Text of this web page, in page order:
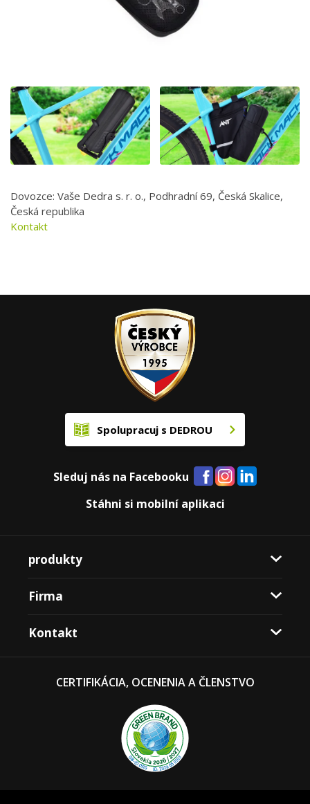
Dovozce: Vaše Dedra s. r. o., Podhradní 69, Česká Skalice,
Česká republika
Kontakt
Spolupracuj s DEDROU
Sleduj nás na Facebooku
Stáhni si mobilní aplikaci
produkty
Firma
Kontakt
CERTIFIKÁCIA, OCENENIA A ČLENSTVO